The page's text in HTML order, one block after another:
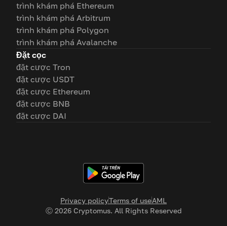
Privacy policyTerms of useAML
Ⓒ 2026Cryptomus. All Rights Reserved
trình khám phá Ethereum
trình khám phá Arbitrum
trình khám phá Polygon
trình khám phá Avalanche
Đặt cọc
đặt cược Tron
đặt cược USDT
đặt cược Ethereum
đặt cược BNB
đặt cược DAI